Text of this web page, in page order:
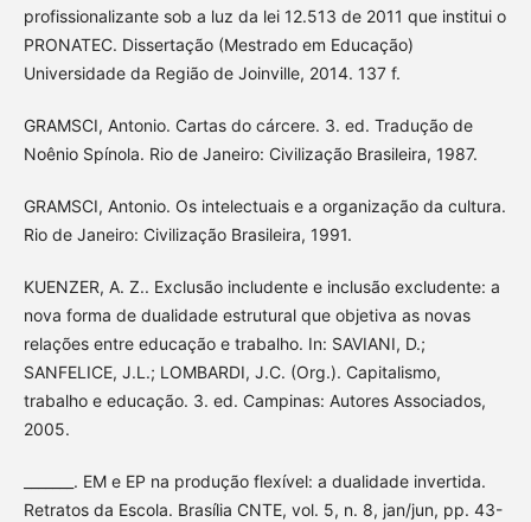
profissionalizante sob a luz da lei 12.513 de 2011 que institui o
PRONATEC. Dissertação (Mestrado em Educação)
Universidade da Região de Joinville, 2014. 137 f.
GRAMSCI, Antonio. Cartas do cárcere. 3. ed. Tradução de
Noênio Spínola. Rio de Janeiro: Civilização Brasileira, 1987.
GRAMSCI, Antonio. Os intelectuais e a organização da cultura.
Rio de Janeiro: Civilização Brasileira, 1991.
KUENZER, A. Z.. Exclusão includente e inclusão excludente: a
nova forma de dualidade estrutural que objetiva as novas
relações entre educação e trabalho. In: SAVIANI, D.;
SANFELICE, J.L.; LOMBARDI, J.C. (Org.). Capitalismo,
trabalho e educação. 3. ed. Campinas: Autores Associados,
2005.
_______. EM e EP na produção flexível: a dualidade invertida.
Retratos da Escola. Brasília CNTE, vol. 5, n. 8, jan/jun, pp. 43-